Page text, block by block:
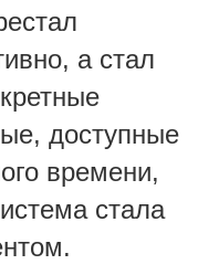
а стал
доступные
времени,
стала